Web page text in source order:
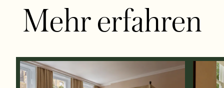
Mehr erfahren